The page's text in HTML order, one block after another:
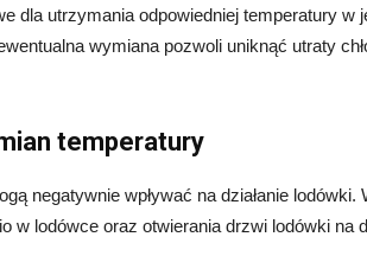
dla utrzymania odpowiedniej temperatury w
wymiana pozwoli uniknąć utraty
temperatury
negatywnie wpływać na działanie
w lodówce oraz otwierania drzwi lodówki na